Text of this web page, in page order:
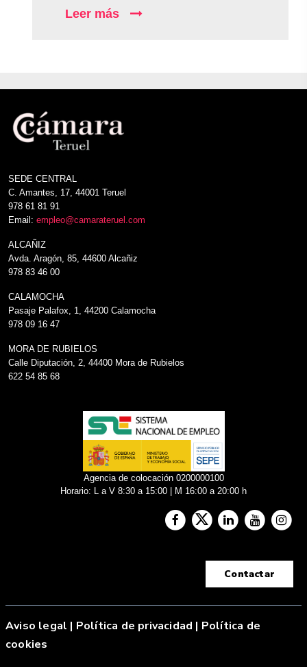
Leer más
SEDE CENTRAL
C. Amantes, 17, 44001 Teruel
978 61 81 91
Email: empleo@camarateruel.com
ALCAÑIZ
Avda. Aragón, 85, 44600 Alcañiz
978 83 46 00
CALAMOCHA
Pasaje Palafox, 1, 44200 Calamocha
978 09 16 47
MORA DE RUBIELOS
Calle Diputación, 2, 44400 Mora de Rubielos
622 54 85 68
Agencia de colocación 0200000100
Horario: L a V 8:30 a 15:00 | M 16:00 a 20:00 h
Contactar
Aviso legal | Política de privacidad | Política de
cookies